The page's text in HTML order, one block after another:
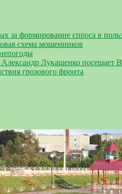
за формирование спроса в
схема мошенников
Лукашенко посещает
грозового фронта